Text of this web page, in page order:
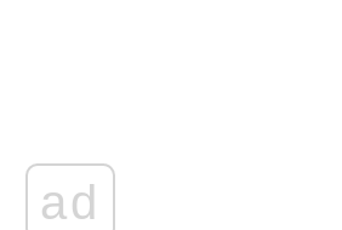
ad